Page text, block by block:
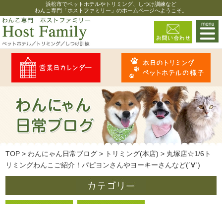
浜松市でペットホテルやトリミング、しつけ訓練など
わんこ専門「ホストファミリー」のホームページへようこそ。
TOP > わんにゃん日常ブログ > トリミング(本店) > 丸塚店☆1/6ト
リミングわんこご紹介！パピヨンさんやヨーキーさんなど(´∀`)